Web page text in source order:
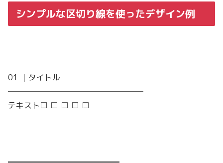
シンプルな区切り線を使ったデザイン例
01 ｜タイトル
─────────────────
テキスト□ □ □ □ □